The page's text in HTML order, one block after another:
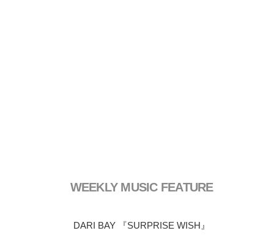
WEEKLY MUSIC FEATURE
DARI BAY 『SURPRISE WISH』